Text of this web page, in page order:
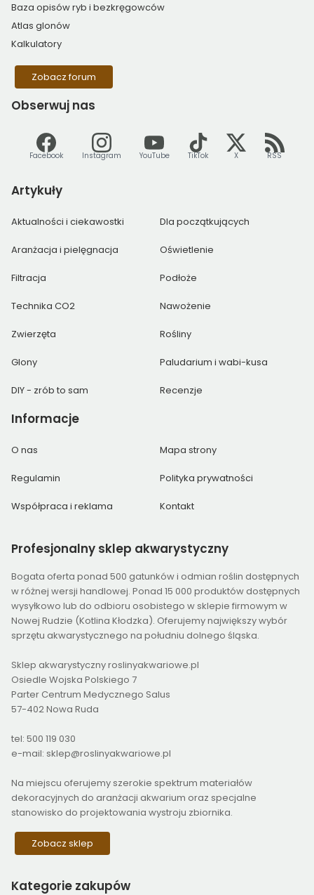
Baza opisów ryb i bezkręgowców
Atlas glonów
Kalkulatory
Zobacz forum
Obserwuj nas
Facebook Instagram YouTube TikTok X RSS
Artykuły
Aktualności i ciekawostki Dla początkujących
Aranżacja i pielęgnacja Oświetlenie
Filtracja Podłoże
Technika CO2 Nawożenie
Zwierzęta Rośliny
Glony Paludarium i wabi-kusa
DIY - zrób to sam Recenzje
Informacje
O nas Mapa strony
Regulamin Polityka prywatności
Współpraca i reklama Kontakt
Profesjonalny sklep akwarystyczny
Bogata oferta ponad 500 gatunków i odmian roślin dostępnych
w różnej wersji handlowej. Ponad 15 000 produktów dostępnych
wysyłkowo lub do odbioru osobistego w sklepie firmowym w
Nowej Rudzie (Kotlina Kłodzka). Oferujemy największy wybór
sprzętu akwarystycznego na południu dolnego śląska.
Sklep akwarystyczny roslinyakwariowe.pl
Osiedle Wojska Polskiego 7
Parter Centrum Medycznego Salus
57-402 Nowa Ruda
tel: 500 119 030
e-mail: sklep@roslinyakwariowe.pl
Na miejscu oferujemy szerokie spektrum materiałów
dekoracyjnych do aranżacji akwarium oraz specjalne
stanowisko do projektowania wystroju zbiornika.
Zobacz sklep
Kategorie zakupów